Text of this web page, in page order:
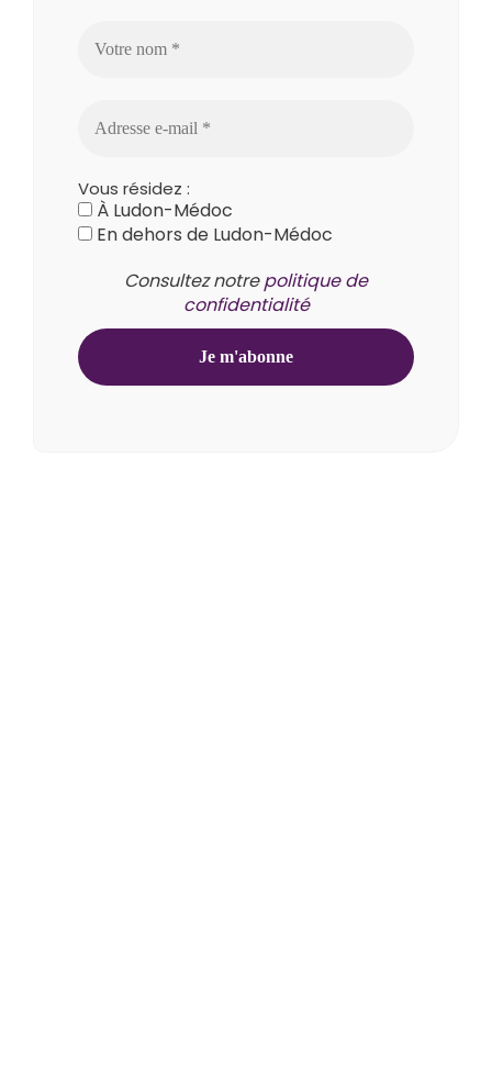
Vous résidez :
À Ludon-Médoc
En dehors de Ludon-Médoc
Consultez notrepolitique de
confidentialité